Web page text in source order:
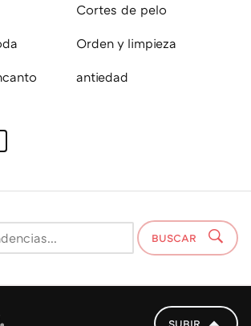
Cortes de pelo
Orden y limpieza
antiedad
BUSCAR
SUBIR